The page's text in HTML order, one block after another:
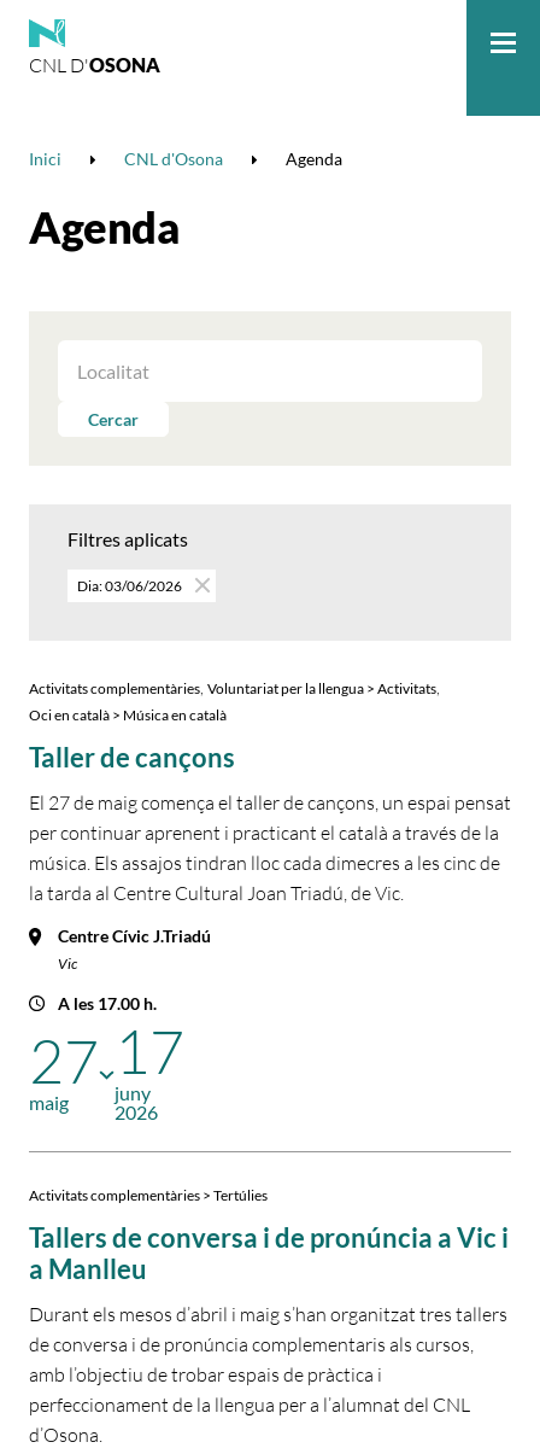
CNL D'OSONA
Inici CNL d'Osona Agenda
Agenda
LES
PERCercar
Filtres aplicats
Dia: 03/06/2026
Activitats complementàries Voluntariat per la llengua > Activitats
Oci en català > Música en català
Taller de cançons
El 27 de maig comença el taller de cançons, un espai pensat
per continuar aprenent i practicant el català a través de la
música. Els assajos tindran lloc cada dimecres a les cinc de
la tarda al Centre Cultural Joan Triadú, de Vic.
Centre Cívic J.Triadú
Vic
A les 17.00 h.
27
maig
17
juny
2026
Activitats complementàries > Tertúlies
Tallers de conversa i de pronúncia a Vic i
a Manlleu
Durant els mesos d’abril i maig s’han organitzat tres tallers
de conversa i de pronúncia complementaris als cursos,
amb l’objectiu de trobar espais de pràctica i
perfeccionament de la llengua per a l’alumnat del CNL
d’Osona.